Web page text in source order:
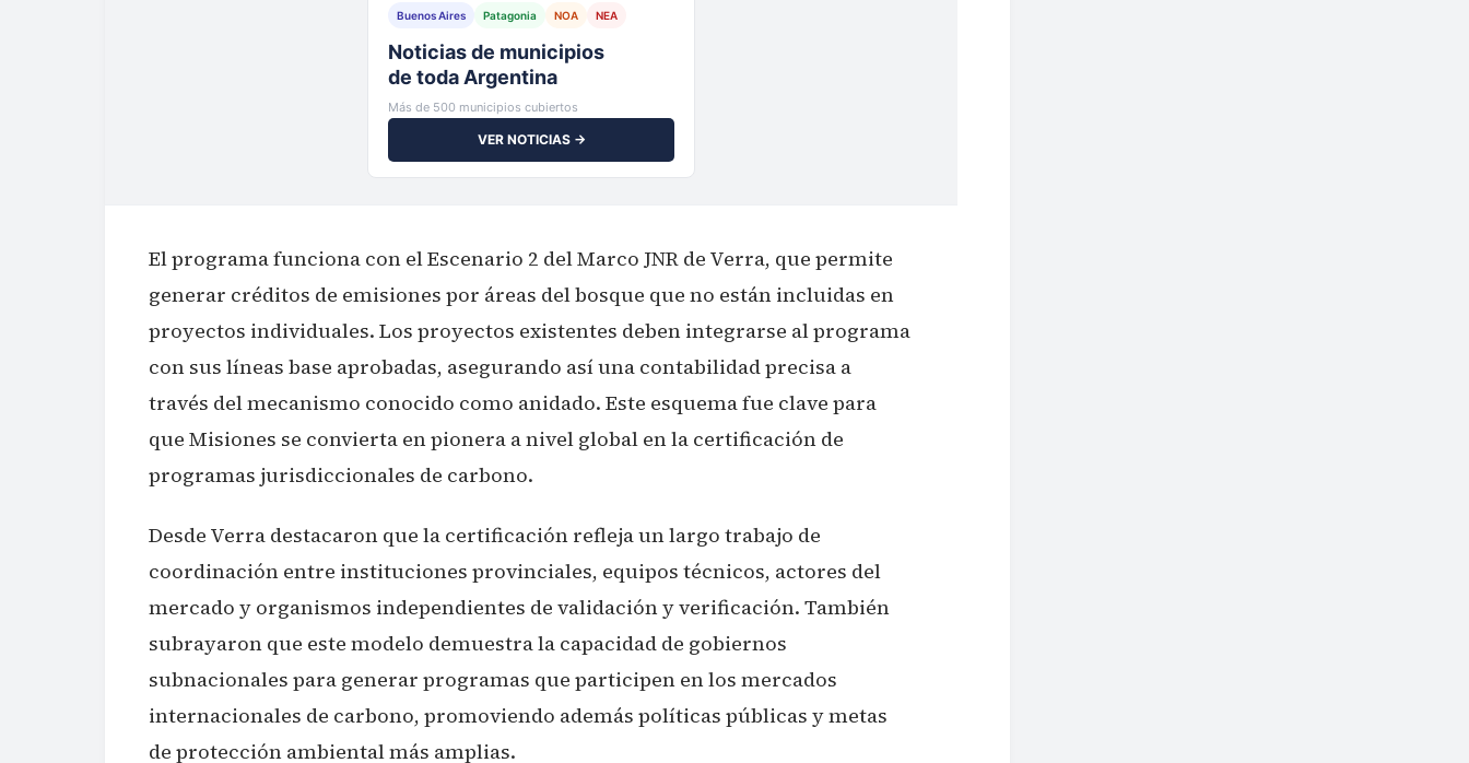
Buenos Aires Patagonia NOA NEA
Tu municipio,
al instante
Más de 500 municipios cubiertos
VER NOTICIAS →
El programa funciona con el Escenario 2 del Marco JNR de Verra, que permite
generar créditos de emisiones por áreas del bosque que no están incluidas en
proyectos individuales. Los proyectos existentes deben integrarse al programa
con sus líneas base aprobadas, asegurando así una contabilidad precisa a
través del mecanismo conocido como anidado. Este esquema fue clave para
que Misiones se convierta en pionera a nivel global en la certificación de
programas jurisdiccionales de carbono.
Desde Verra destacaron que la certificación refleja un largo trabajo de
coordinación entre instituciones provinciales, equipos técnicos, actores del
mercado y organismos independientes de validación y verificación. También
subrayaron que este modelo demuestra la capacidad de gobiernos
subnacionales para generar programas que participen en los mercados
internacionales de carbono, promoviendo además políticas públicas y metas
de protección ambiental más amplias.